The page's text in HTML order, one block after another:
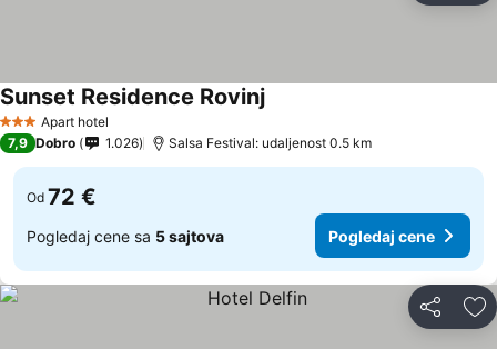
3 ZvezdiceApart hotel
Sunset Residence Rovinj
7,9 Dobro 1.026 Salsa Festival: udaljenost 0.5 km
Od 72 €
Pogledaj cene sa 5 sajtova Pogledaj cene
Deli